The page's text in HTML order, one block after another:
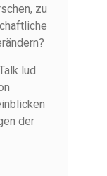
zu
lud
der